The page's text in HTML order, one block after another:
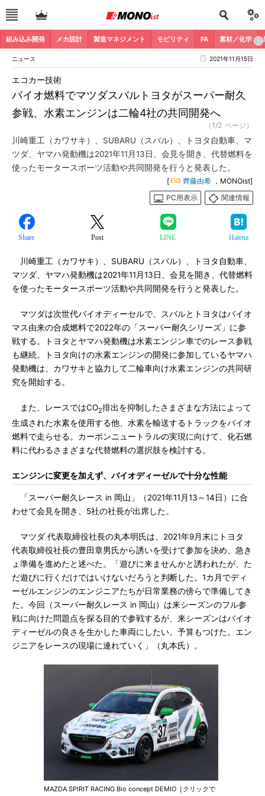
組み込み開発 メカ設計 製造マネジメント モビリティ FA 素材／化学
ニュース 2021年11月15日
バイオ燃料でマツダスバルトヨタがスーパー耐久
参戦、水素エンジンは二輪4社の共同開発へ
エコカー技術
（1/2 ページ）
川崎重工（カワサキ）、SUBARU（スバル）、トヨタ自動車、マ
ツダ、ヤマハ発動機は2021年11月13日、会見を開き、代替燃料を
使ったモータースポーツ活動や共同開発を行うと発表した。
[ 齊藤由希 ，MONOist]
PC用表示
関連情報
Share Post LINE Hatena
川崎重工（カワサキ）、SUBARU（スバル）、トヨタ自動車、
マツダ、ヤマハ発動機は2021年11月13日、会見を開き、代替燃料
を使ったモータースポーツ活動や共同開発を行うと発表した。
マツダは次世代バイオディーセルで、スバルとトヨタはバイオ
マス由来の合成燃料で2022年の「スーパー耐久シリーズ」に参
戦する。トヨタとヤマハ発動機は水素エンジン車でのレース参戦
も継続。トヨタ向けの水素エンジンの開発に参加しているヤマハ
発動機は、カワサキと協力して二輪車向け水素エンジンの共同研
究を開始する。
また、レースではCO2排出を抑制したさまざまな方法によって
生成された水素を使用する他、水素を輸送するトラックをバイオ
燃料で走らせる。カーボンニュートラルの実現に向けて、化石燃
料に代わるさまざまな代替燃料の選択肢を検討する。
エンジンに変更を加えず、バイオディーゼルで十分な性能
「スーパー耐久レース in 岡山」（2021年11月13～14日）に合
わせて会見を開き、5社の社長が出席した。
マツダ 代表取締役社長の丸本明氏は、2021年9月末にトヨタ
代表取締役社長の豊田章男氏から誘いを受けて参加を決め、急き
ょ準備を進めたと述べた。「遊びに来ませんかと誘われたが、た
だ遊びに行くだけではいけないだろうと判断した。1カ月でディ
ーゼルエンジンのエンジニアたちが日常業務の傍らで準備してき
た。今回（スーパー耐久レース in 岡山）は来シーズンのフル参
戦に向けた問題点を探る目的で参戦するが、来シーズンはバイオ
ディーゼルの良さを生かした車両にしたい。予算もつけた。エン
ジニアをレースの現場に連れていく」（丸本氏）。
MAZDA SPIRIT RACING Bio concept DEMIO［クリックで